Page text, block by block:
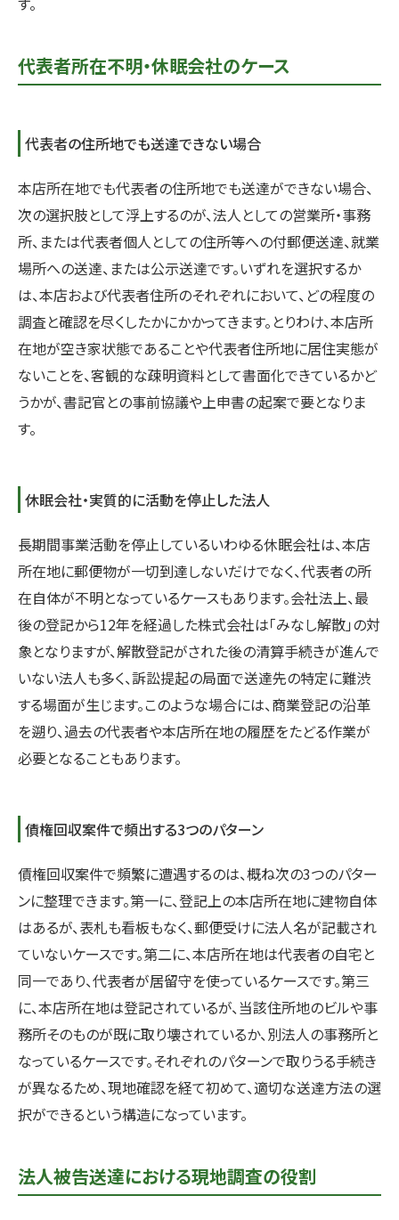
代表者所在不明・休眠会社のケース
代表者の住所地でも送達できない場合
本店所在地でも代表者の住所地でも送達ができない場合、
次の選択肢として浮上するのが、法人としての営業所・事務
所、または代表者個人としての住所等への付郵便送達、就業
場所への送達、または公示送達です。いずれを選択するか
は、本店および代表者住所のそれぞれにおいて、どの程度の
調査と確認を尽くしたかにかかってきます。とりわけ、本店所
在地が空き家状態であることや代表者住所地に居住実態が
ないことを、客観的な疎明資料として書面化できているかど
うかが、書記官との事前協議や上申書の起案で要となりま
す。
休眠会社・実質的に活動を停止した法人
長期間事業活動を停止しているいわゆる休眠会社は、本店
所在地に郵便物が一切到達しないだけでなく、代表者の所
在自体が不明となっているケースもあります。会社法上、最
後の登記から12年を経過した株式会社は「みなし解散」の対
象となりますが、解散登記がされた後の清算手続きが進んで
いない法人も多く、訴訟提起の局面で送達先の特定に難渋
する場面が生じます。このような場合には、商業登記の沿革
を遡り、過去の代表者や本店所在地の履歴をたどる作業が
必要となることもあります。
債権回収案件で頻出する3つのパターン
債権回収案件で頻繁に遭遇するのは、概ね次の3つのパター
ンに整理できます。第一に、登記上の本店所在地に建物自体
はあるが、表札も看板もなく、郵便受けに法人名が記載され
ていないケースです。第二に、本店所在地は代表者の自宅と
同一であり、代表者が居留守を使っているケースです。第三
に、本店所在地は登記されているが、当該住所地のビルや事
務所そのものが既に取り壊されているか、別法人の事務所と
なっているケースです。それぞれのパターンで取りうる手続き
が異なるため、現地確認を経て初めて、適切な送達方法の選
択ができるという構造になっています。
法人被告送達における現地調査の役割